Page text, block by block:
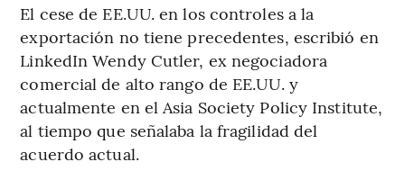
El cese de EE.UU. en los controles a la
exportación no tiene precedentes, escribió en
LinkedIn Wendy Cutler, ex negociadora
comercial de alto rango de EE.UU. y
actualmente en el Asia Society Policy Institute,
al tiempo que señalaba la fragilidad del
acuerdo actual.